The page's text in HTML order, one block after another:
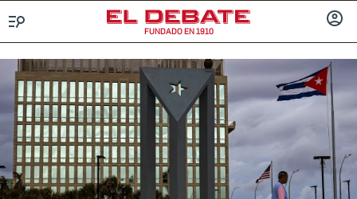
FUNDADO EN 1910